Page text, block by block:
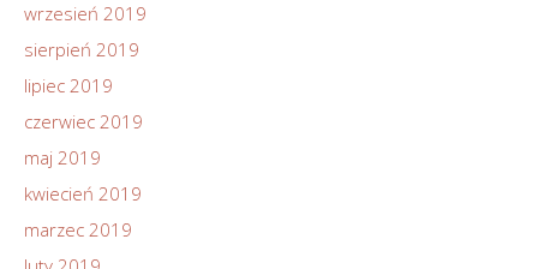
wrzesień 2019
sierpień 2019
lipiec 2019
czerwiec 2019
maj 2019
kwiecień 2019
marzec 2019